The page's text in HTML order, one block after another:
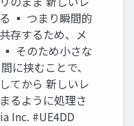
▪ つまり瞬間的
存するため、メ
▪ そのため小さな
に挟むことで、
てから 新しいレ
るように処理さ
Inc. #UE4DD